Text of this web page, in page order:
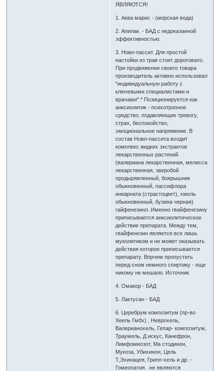
ЯВЛЯЮТСЯ!
1. Аква марис - (морская вода)
2. Апилак. - БАД с недоказанной
эффективностью.
3. Ново-пассит. Для простой
настойки из трав стоит дороговато.
При продвижении своего товара
производитель активно использовал
"индивидуальную работу с
ключевыми специалистами и
врачами".* Позиционируется как
анксиолитик - психотропное
средство, подавляющие тревогу,
страх, беспокойство,
эмоциональное напряжение. В
состав Ново-пассита входит
комплекс жидких экстрактов
лекарственных растений
(валериана лекарственная, мелиcса
лекарственная, зверобой
продырявленный, боярышник
обыкновенный, пассифлора
инкарната (страстоцвет), хмель
обыкновенный, бузина черная)
гайфенезинл. Именно гвайфенезину
приписывается анксиолитическое
действие препарата. Между тем,
гвайфенезин является все лишь
муколитиком и не может оказывать
действия которое приписывается
препарату. Впрчем пропустить
перед сном немного спиртику - еще
никому не мешало. Источник
4. Омакор - БАД
5. Лактусан - БАД
6. Церебрум композитум (пр-во
Хеель Гмбх) , Неврохель,
Валерианохель, Гепар- композитум,
Траумель, Д искус, Канефрон,
Лимфомиозот, Ма стодинон,
Мукоза, Убихинон, Цель
Т,Эхинацея, Грипп-хель и др. -
Гомеопатия . не являются